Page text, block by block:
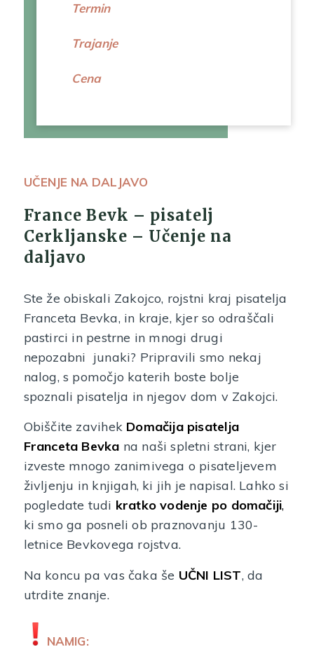
Termin
Trajanje
Cena
UČENJE NA DALJAVO
France Bevk – pisatelj
Cerkljanske – Učenje na
daljavo
Ste že obiskali Zakojco, rojstni kraj pisatelja
Franceta Bevka, in kraje, kjer so odraščali
pastirci in pestrne in mnogi drugi
nepozabni junaki? Pripravili smo nekaj
nalog, s pomočjo katerih boste bolje
spoznali pisatelja in njegov dom v Zakojci.
Obiščite zavihek Domačija pisatelja
Franceta Bevka na naši spletni strani, kjer
izveste mnogo zanimivega o pisateljevem
življenju in knjigah, ki jih je napisal. Lahko si
pogledate tudi kratko vodenje po domačiji,
ki smo ga posneli ob praznovanju 130-
letnice Bevkovega rojstva.
Na koncu pa vas čaka še UČNI LIST, da
utrdite znanje.
NAMIG: